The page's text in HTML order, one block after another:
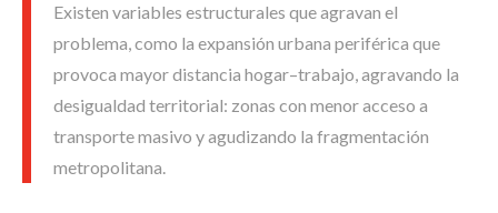
Existen variables estructurales que agravan el
problema, como la expansión urbana periférica que
provoca mayor distancia hogar–trabajo, agravando la
desigualdad territorial: zonas con menor acceso a
transporte masivo y agudizando la fragmentación
metropolitana.